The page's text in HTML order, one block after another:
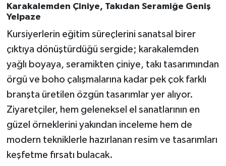
Karakalemden Çiniye, Takıdan Seramiğe Geniş
Yelpaze
Kursiyerlerin eğitim süreçlerini sanatsal birer
çıktıya dönüştürdüğü sergide; karakalemden
yağlı boyaya, seramikten çiniye, takı tasarımından
örgü ve boho çalışmalarına kadar pek çok farklı
branşta üretilen özgün tasarımlar yer alıyor.
Ziyaretçiler, hem geleneksel el sanatlarının en
güzel örneklerini yakından inceleme hem de
modern tekniklerle hazırlanan resim ve tasarımları
keşfetme fırsatı bulacak.